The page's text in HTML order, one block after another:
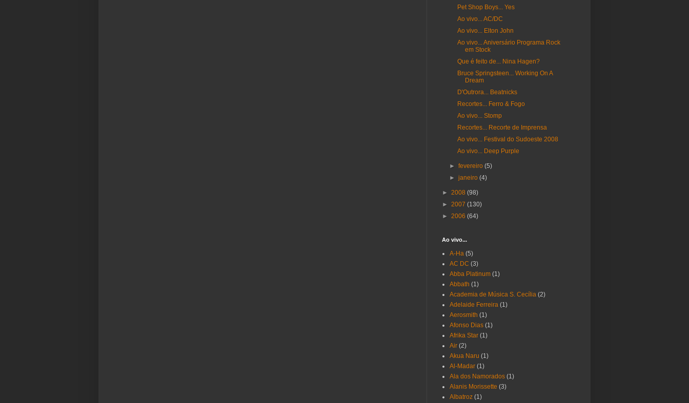
Pet Shop Boys... Yes
Ao vivo... AC/DC
Ao vivo... Elton John
Ao vivo... Aniversário Programa Rock
em Stock
Que é feito de... Nina Hagen?
Bruce Springsteen... Working On A
Dream
D'Outrora... Beatnicks
Recortes... Ferro & Fogo
Ao vivo... Stomp
Recortes... Recorte de Imprensa
Ao vivo... Festival do Sudoeste 2008
Ao vivo... Deep Purple
►fevereiro(5)
►janeiro(4)
► 2008 (98)
► 2007 (130)
► 2006 (64)
Ao vivo...
A-Ha (5)
AC DC (3)
Abba Platinum (1)
Abbath (1)
Academia de Música S. Cecília (2)
Adelaide Ferreira (1)
Aerosmith (1)
Afonso Dias (1)
Afrika Star (1)
Air (2)
Akua Naru (1)
Al-Madar (1)
Ala dos Namorados (1)
Alanis Morissette (3)
Albatroz (1)